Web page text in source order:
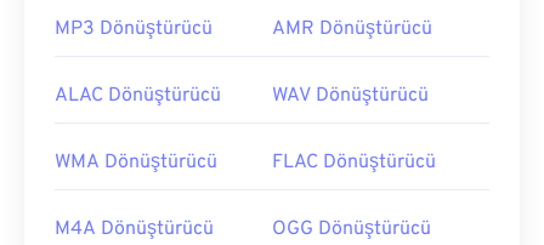
MP3 Dönüştürücü AMR Dönüştürücü
ALAC Dönüştürücü WAV Dönüştürücü
WMA Dönüştürücü FLAC Dönüştürücü
M4A Dönüştürücü OGG Dönüştürücü